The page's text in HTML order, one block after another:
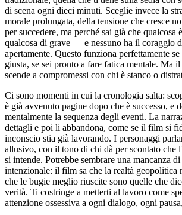
di scena ogni dieci minuti. Sceglie invece la
morale prolungata, della tensione che cresce
per succedere, ma perché sai già che qualcosa
qualcosa di grave — e nessuno ha il coraggio
apertamente. Questo funziona perfettamente
giusta, se sei pronto a fare fatica mentale. Ma
scende a compromessi con chi è stanco o
Ci sono momenti in cui la cronologia salta:
è già avvenuto pagine dopo che è successo, e
mentalmente la sequenza degli eventi. La
dettagli e poi li abbandona, come se il film si
inconscio stia già lavorando. I personaggi
allusivo, con il tono di chi dà per scontato che
si intende. Potrebbe sembrare una mancanza
intenzionale: il film sa che la realtà geopolitica
che le bugie meglio riuscite sono quelle che
verità. Ti costringe a metterti al lavoro come
attenzione ossessiva a ogni dialogo, ogni